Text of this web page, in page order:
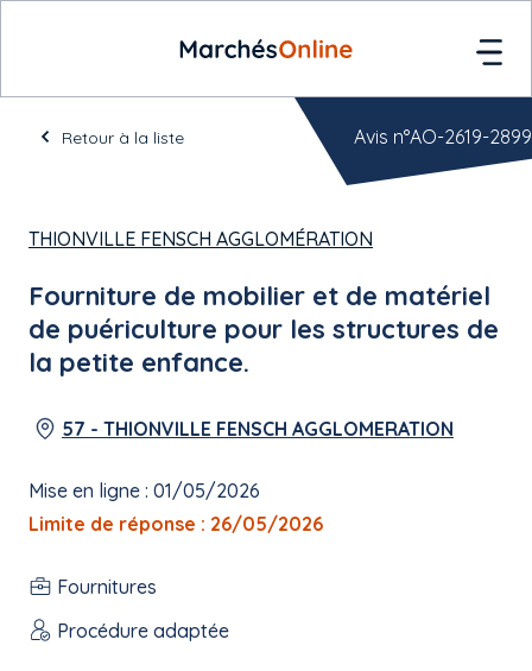
Retour à la liste
THIONVILLE FENSCH AGGLOMÉRATION
Fourniture de mobilier et de matériel
de puériculture pour les structures de
la petite enfance.
57 - THIONVILLE FENSCH AGGLOMERATION
Mise en ligne : 01/05/2026
Limite de réponse : 26/05/2026
Fournitures
Procédure adaptée
Avis n°AO-2619-2899